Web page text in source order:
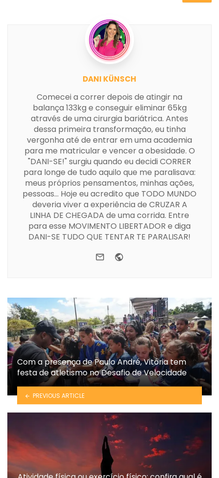
DANI KÜNSCH
Comecei a correr depois de atingir na
balança 133kg e conseguir eliminar 65kg
através de uma cirurgia bariátrica. Antes
dessa primeira transformação, eu tinha
vergonha até de entrar em uma academia
para me matricular e vencer a obesidade. O
"DANI-SE!" surgiu quando eu decidi CORRER
para longe de tudo aquilo que me paralisava:
meus próprios pensamentos, minhas ações,
pessoas... Hoje eu acredito que TODO MUNDO
deveria viver a experiência de CRUZAR A
LINHA DE CHEGADA de uma corrida. Entre
para esse MOVIMENTO LIBERTADOR e diga
DANI-SE TUDO QUE TENTAR TE PARALISAR!
e-mail
Com a presença de Paulo André, Vitória tem
festa de atletismo no Desafio de Velocidade
PREVIOUS ARTICLE